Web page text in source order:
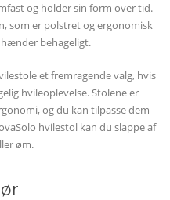
og holder sin form over tid.
som er polstret og ergonomisk
behageligt.
et fremragende valg, hvis
hvileoplevelse. Stolene er
og du kan tilpasse dem
hvilestol kan du slappe af
øm.